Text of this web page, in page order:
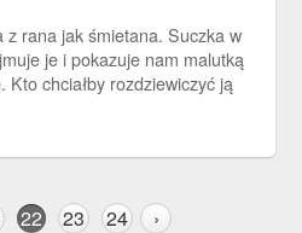
z rana jak śmietana. Suczka w
je i pokazuje nam malutką
Kto chciałby rozdziewiczyć ją
22 23 24 ›